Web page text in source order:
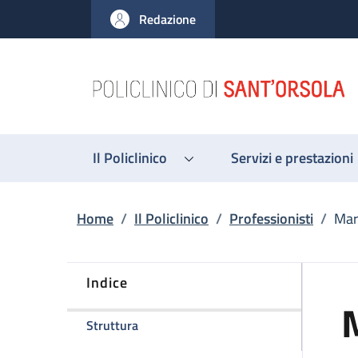
al contenuto principale
to footer content
Redazione
Il Policlinico Servizi e prestazioni
Briciole di pane
Home / Il Policlinico / Professionisti /
Indice
Strutturadella pagina Maria Santoro